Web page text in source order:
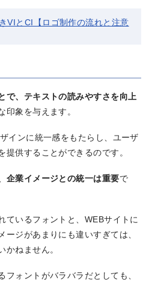
VIとCI【ロゴ制作の流れと注意
で、テキストの読みやすさを向上
印象を与えます。
インに統一感をもたらし、ユーザ
提供することができるのです。
企業イメージとの統一は重要で
ているフォントと、WEBサイトに
ージがあまりにも違いすぎては、
かねません。
フォントがバラバラだとしても、